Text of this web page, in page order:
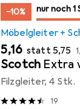
−10% noch 1
nur noch 1
Möbelgleiter +
EUR
5,16 statt EUR
5,75
Scotch Extra
Filzgleiter, 4 Stk.
19